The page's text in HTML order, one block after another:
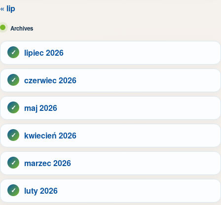
« lip
Archives
lipiec 2026
czerwiec 2026
maj 2026
kwiecień 2026
marzec 2026
luty 2026